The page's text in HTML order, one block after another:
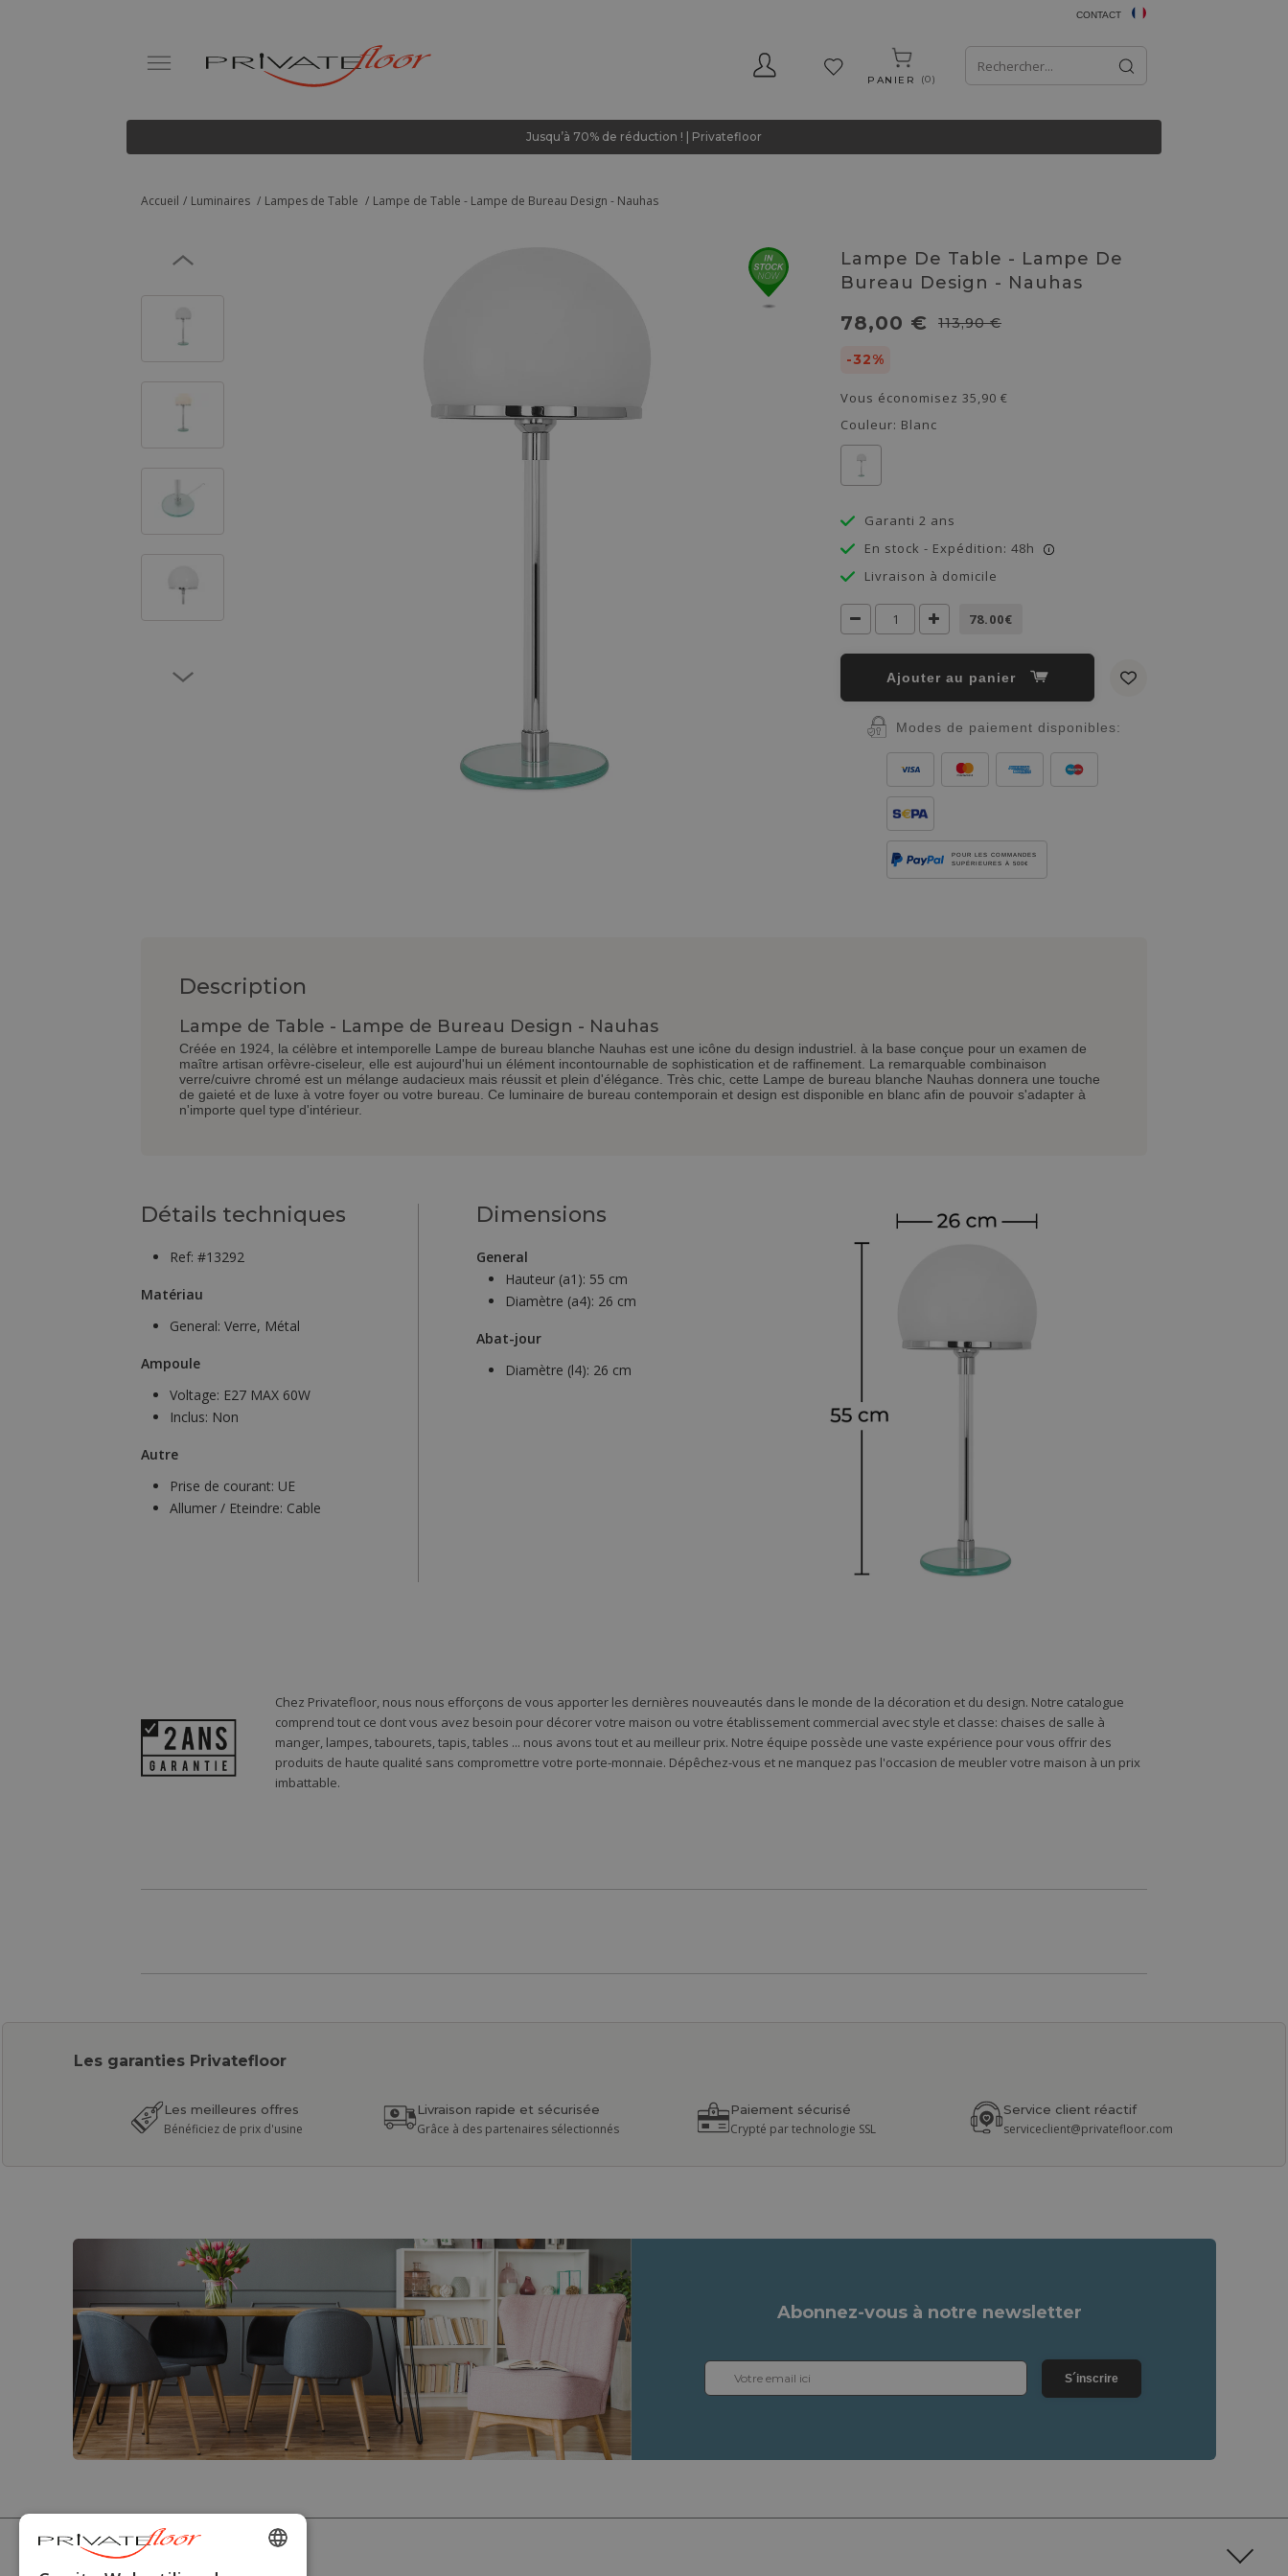
CONTACT
PANIER 0
Jusqu’à 70% de réduction ! | Privatefloor
Accueil Luminaires Lampes de Table Lampe de Table - Lampe de Bureau Design - Nauhas
Lampe De Table - Lampe De
Bureau Design - Nauhas
78,00 € 113,90 €
-32%
Vous économisez 35,90 €
Couleur: Blanc
Garanti 2 ans
En stock - Expédition: 48h
i
Livraison à domicile
78.00€
Ajouter au panier
Modes de paiement disponibles:
POUR LES COMMANDES
SUPÉRIEURES À 500€
Description
Lampe de Table - Lampe de Bureau Design - Nauhas
Créée en 1924, la célèbre et intemporelle Lampe de bureau blanche Nauhas est une icône du design industriel. à la base conçue pour un examen de
maître artisan orfèvre-ciseleur, elle est aujourd'hui un élément incontournable de sophistication et de raffinement. La remarquable combinaison
verre/cuivre chromé est un mélange audacieux mais réussit et plein d'élégance. Très chic, cette Lampe de bureau blanche Nauhas donnera une touche
de gaieté et de luxe à votre foyer ou votre bureau. Ce luminaire de bureau contemporain et design est disponible en blanc afin de pouvoir s'adapter à
n'importe quel type d'intérieur.
Détails techniques
Ref: #13292
Matériau
General: Verre, Métal
Ampoule
Voltage: E27 MAX 60W
Inclus: Non
Autre
Prise de courant: UE
Allumer / Eteindre: Cable
Dimensions
General
Hauteur (a1): 55 cm
Diamètre (a4): 26 cm
Abat-jour
Diamètre (l4): 26 cm
Chez Privatefloor, nous nous efforçons de vous apporter les dernières nouveautés dans le monde de la décoration et du design. Notre catalogue
comprend tout ce dont vous avez besoin pour décorer votre maison ou votre établissement commercial avec style et classe: chaises de salle à
manger, lampes, tabourets, tapis, tables ... nous avons tout et au meilleur prix. Notre équipe possède une vaste expérience pour vous offrir des
produits de haute qualité sans compromettre votre porte-monnaie. Dépêchez-vous et ne manquez pas l'occasion de meubler votre maison à un prix
imbattable.
Les garanties Privatefloor
Les meilleures offres
Bénéficiez de prix d'usine
Livraison rapide et sécurisée
Grâce à des partenaires sélectionnés
Paiement sécurisé
Crypté par technologie SSL
Service client réactif
serviceclient@privatefloor.com
Abonnez-vous à notre newsletter
S´inscrire
PRIVATEFLOOR